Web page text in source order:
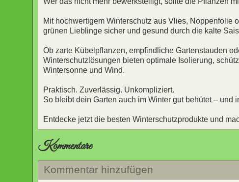
Mit hochwertigem Winterschutz aus Vlies, Noppenfolie
grünen Lieblinge sicher und gesund durch die kalte
Ob zarte Kübelpflanzen, empfindliche Gartenstauden
Winterschutzlösungen bieten optimale Isolierung,
Wintersonne und Wind.
Praktisch. Zuverlässig. Unkompliziert.
So bleibt dein Garten auch im Winter gut behütet – und
Entdecke jetzt die besten Winterschutzprodukte und
Kommentare
Kommentar hinzufügen